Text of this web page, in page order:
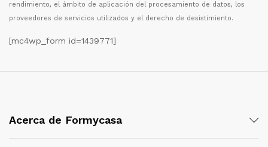
rendimiento, el ámbito de aplicación del procesamiento de datos, los
proveedores de servicios utilizados y el derecho de desistimiento.
[mc4wp_form id=1439771]
Acerca de Formycasa